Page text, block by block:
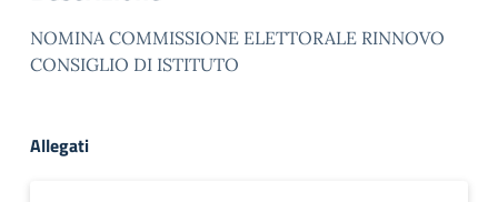
NOMINA COMMISSIONE ELETTORALE RINNOVO
CONSIGLIO DI ISTITUTO
Allegati